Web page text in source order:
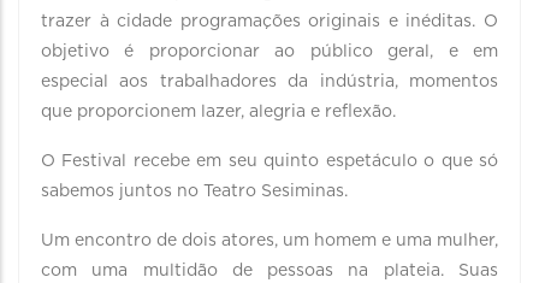
trazer à cidade programações originais e inéditas. O
objetivo é proporcionar ao público geral, e em
especial aos trabalhadores da indústria, momentos
que proporcionem lazer, alegria e reflexão.
O Festival recebe em seu quinto espetáculo o que só
sabemos juntos no Teatro Sesiminas.
Um encontro de dois atores, um homem e uma mulher,
com uma multidão de pessoas na plateia. Suas